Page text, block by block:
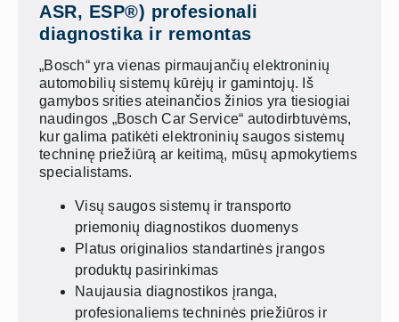
ASR, ESP®) profesionali
diagnostika ir remontas
„Bosch“ yra vienas pirmaujančių elektroninių
automobilių sistemų kūrėjų ir gamintojų. Iš
gamybos srities ateinančios žinios yra tiesiogiai
naudingos „Bosch Car Service“ autodirbtuvėms,
kur galima patikėti elektroninių saugos sistemų
techninę priežiūrą ar keitimą, mūsų apmokytiems
specialistams.
Visų saugos sistemų ir transporto
priemonių diagnostikos duomenys
Platus originalios standartinės įrangos
produktų pasirinkimas
Naujausia diagnostikos įranga,
profesionaliems techninės priežiūros ir